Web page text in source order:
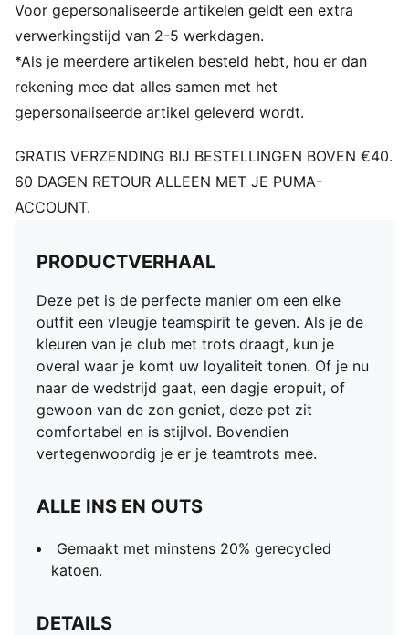
kinderen tussen 8 en 16 jaar
Voor gepersonaliseerde artikelen geldt een extra
verwerkingstijd van 2-5 werkdagen.
*Als je meerdere artikelen besteld hebt, hou er dan
rekening mee dat alles samen met het
gepersonaliseerde artikel geleverd wordt.
GRATIS VERZENDING BIJ BESTELLINGEN BOVEN €40.
60 DAGEN RETOUR ALLEEN MET JE PUMA-
ACCOUNT.
PRODUCTVERHAAL
Deze pet is de perfecte manier om een elke
outfit een vleugje teamspirit te geven. Als je de
kleuren van je club met trots draagt, kun je
overal waar je komt uw loyaliteit tonen. Of je nu
naar de wedstrijd gaat, een dagje eropuit, of
gewoon van de zon geniet, deze pet zit
comfortabel en is stijlvol. Bovendien
vertegenwoordig je er je teamtrots mee.
ALLE INS EN OUTS
Gemaakt met minstens 20% gerecycled
katoen.
DETAILS